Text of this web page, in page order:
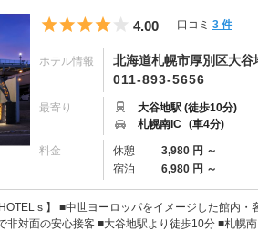
5つ星のうち4
4.00 口コミ 3 件
ホテル情報
北海道札幌市厚別区大谷
011-893-5656
最寄り
大谷地駅 (徒歩10分)
札幌南IC (車4分)
料金 休憩 3,980 円 ～
宿泊
6,980 円 ～
ｓ】 ■中世ヨーロッパをイメージした館内
非対面の安心接客 ■大谷地駅より徒歩10分 ■札幌